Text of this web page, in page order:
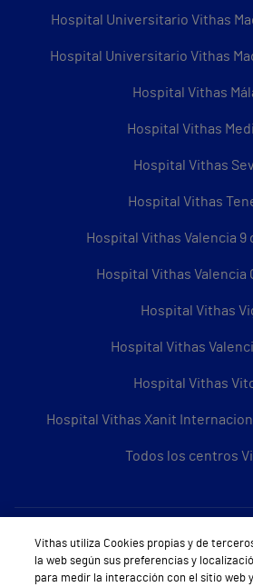
Hospital Universitario Vithas
Hospital Universitario Vithas
Hospital Vithas
Hospital Vithas
Hospital Vithas
Hospital Vithas
Hospital Vithas Valencia 9
Hospital Vithas Valencia
Hospital Vithas
Hospital Vithas
Hospital Vithas
Hospital Vithas Xanit
Todos los centros
Sobre Vithas
Quiénes somos
Vithas utiliza Cookies propias y de
la web según sus preferencias y
para medir la interacción con el sitio web